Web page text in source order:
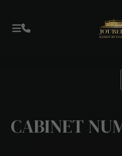
CABINET